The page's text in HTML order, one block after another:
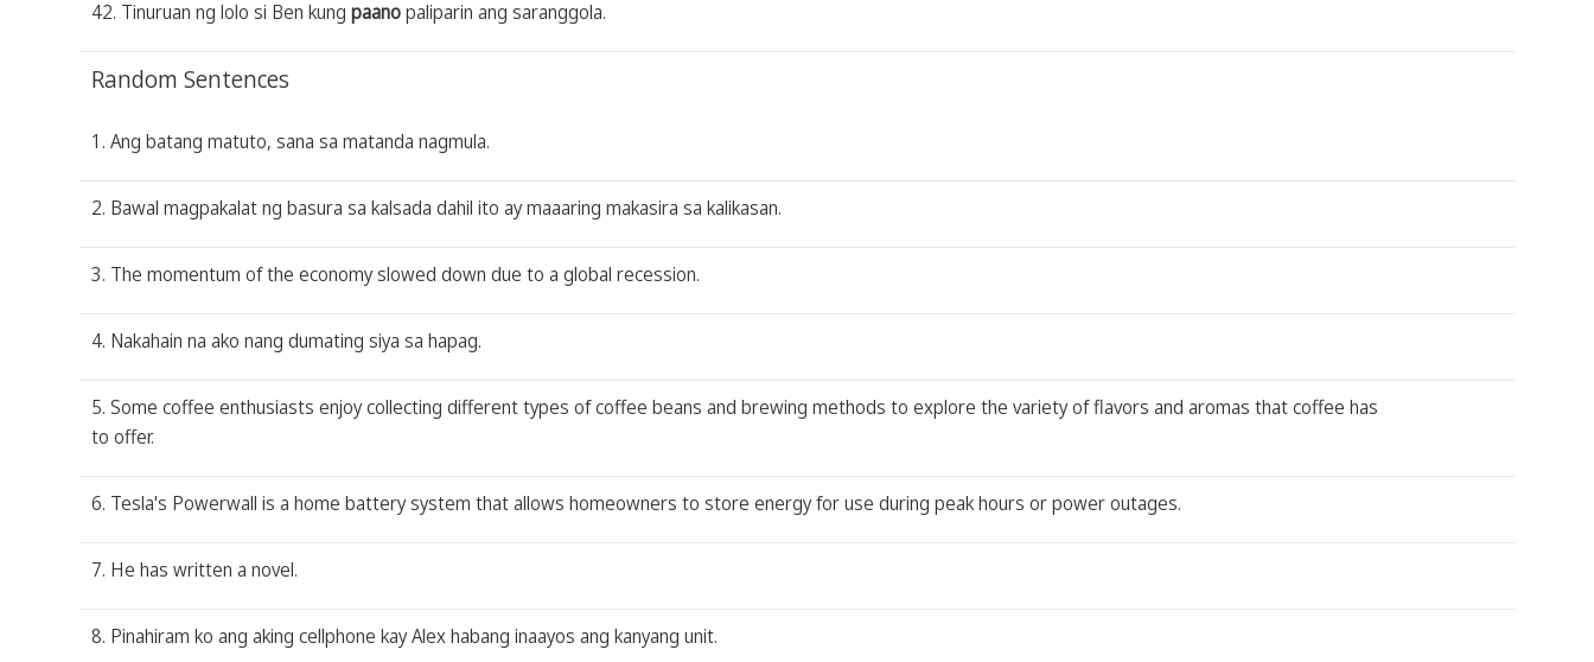
42. Tinuruan ng lolo si Ben kung paanopaliparin ang saranggola.
Random Sentences
1. Ang batang matuto, sana sa matanda nagmula.
2. Bawal magpakalat ng basura sa kalsada dahil ito ay maaaring makasira sa kalikasan.
3. The momentum of the economy slowed down due to a global recession.
4. Nakahain na ako nang dumating siya sa hapag.
5. Some coffee enthusiasts enjoy collecting different types of coffee beans and brewing methods to explore the variety of flavors and aromas that coffee has
to offer.
6. Tesla's Powerwall is a home battery system that allows homeowners to store energy for use during peak hours or power outages.
7. He has written a novel.
8. Pinahiram ko ang aking cellphone kay Alex habang inaayos ang kanyang unit.